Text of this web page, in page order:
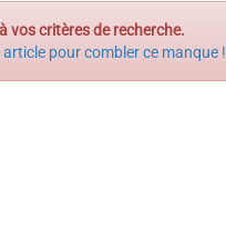
vos critères de recherche.
pour combler ce manque !